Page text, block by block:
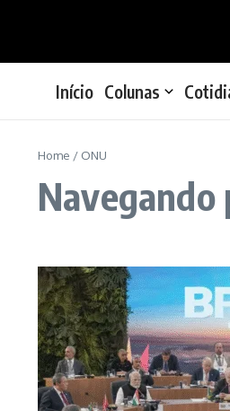
Início Colunas
Home / ONU
Navegando